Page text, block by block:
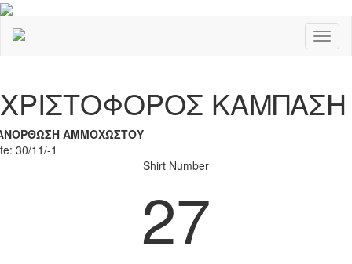
ΧΡΙΣΤΟΦΟΡΟΣ ΚΑΜΠΑΣΗ
ΑΜΜΟΧΩΣΤΟΥ
30/11/-1
Shirt Number
27